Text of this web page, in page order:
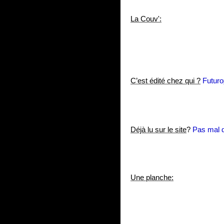
La Couv':
C’est édité chez qui ?
Déjà lu sur le site? Pas mal
Une planche: